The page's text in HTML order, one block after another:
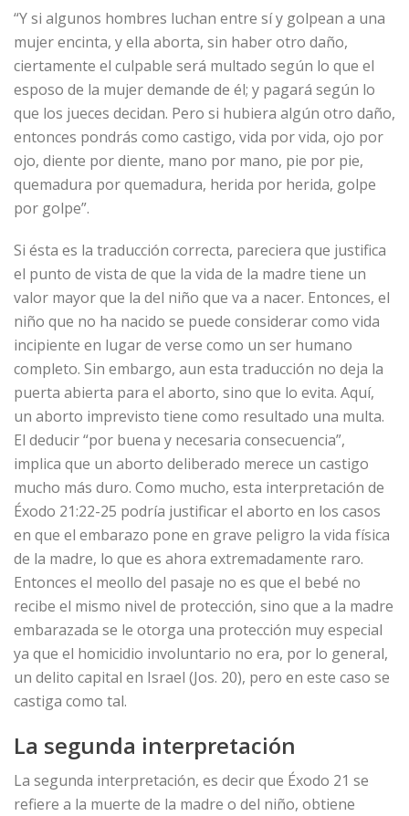
“Y si algunos hombres luchan entre sí y golpean a una
mujer encinta, y ella aborta, sin haber otro daño,
ciertamente el culpable será multado según lo que el
esposo de la mujer demande de él; y pagará según lo
que los jueces decidan. Pero si hubiera algún otro daño,
entonces pondrás como castigo, vida por vida, ojo por
ojo, diente por diente, mano por mano, pie por pie,
quemadura por quemadura, herida por herida, golpe
por golpe”.
Si ésta es la traducción correcta, pareciera que justifica
el punto de vista de que la vida de la madre tiene un
valor mayor que la del niño que va a nacer. Entonces, el
niño que no ha nacido se puede considerar como vida
incipiente en lugar de verse como un ser humano
completo. Sin embargo, aun esta traducción no deja la
puerta abierta para el aborto, sino que lo evita. Aquí,
un aborto imprevisto tiene como resultado una multa.
El deducir “por buena y necesaria consecuencia”,
implica que un aborto deliberado merece un castigo
mucho más duro. Como mucho, esta interpretación de
Éxodo 21:22-25 podría justificar el aborto en los casos
en que el embarazo pone en grave peligro la vida física
de la madre, lo que es ahora extremadamente raro.
Entonces el meollo del pasaje no es que el bebé no
recibe el mismo nivel de protección, sino que a la madre
embarazada se le otorga una protección muy especial
ya que el homicidio involuntario no era, por lo general,
un delito capital en Israel (Jos. 20), pero en este caso se
castiga como tal.
La segunda interpretación
La segunda interpretación, es decir que Éxodo 21 se
refiere a la muerte de la madre o del niño, obtiene